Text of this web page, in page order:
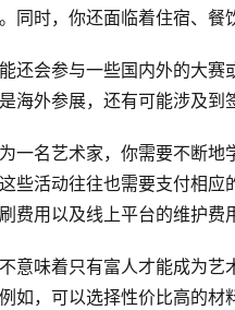
时，你还面临着住宿、餐
还会参与一些国内外的大
外参展，还有可能涉及到
一名艺术家，你需要不断
些活动往往也需要支付相
费用以及线上平台的维护费
意味着只有富人才能成为
如，可以选择性价比高的